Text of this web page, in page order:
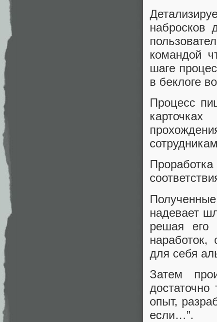
набросков
командой
шаге
в беклоге
Процесс
надевает
решая его
наработок,
для себя
Затем
опыт,
если…”.